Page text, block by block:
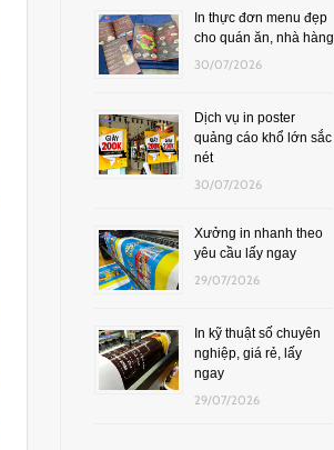
In thực đơn menu đẹp
cho quán ăn, nhà hàng
30/07/2026
Dịch vụ in poster
quảng cáo khổ lớn sắc
nét
30/07/2026
Xưởng in nhanh theo
yêu cầu lấy ngay
29/07/2026
In kỹ thuật số chuyên
nghiệp, giá rẻ, lấy
ngay
29/07/2026